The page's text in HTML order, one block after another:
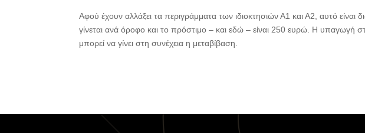
Αφού έχουν αλλάξει τα περιγράμματα των ιδιοκτησιών Α1 και Α2, αυτό
γίνεται ανά όροφο και το πρόστιμο – και εδώ – είναι 250 ευρώ. Η υπαγωγή
μπορεί να γίνει στη συνέχεια η μεταβίβαση.